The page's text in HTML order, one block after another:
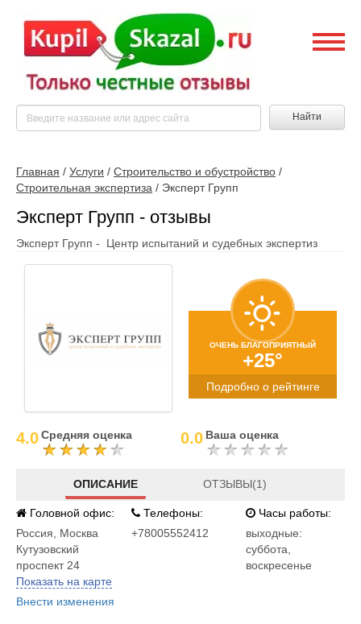
Найти
Главная / Услуги / Строительство и обустройство /
Строительная экспертиза / Эксперт Групп
Эксперт Групп - отзывы
Эксперт Групп - Центр испытаний и судебных экспертиз
ОЧЕНЬ БЛАГОПРИЯТНЫЙ
+25°
Подробно о рейтинге
4.0Средняя оценка 0.0 Ваша оценка
ОПИСАНИЕ ОТЗЫВЫ(1)
Головной офис:
Россия
Москва
Кутузовский
проспект 24
Показать на карте
Внести изменения
Телефоны:
+78005552412
Часы работы:
выходные:
суббота,
воскресенье